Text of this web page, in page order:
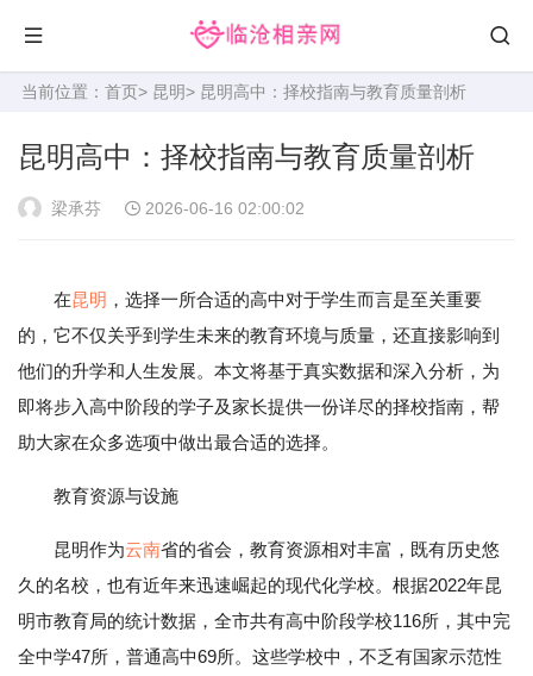
当前位置： 首页> 昆明> 昆明高中：择校指南与教育质量剖析
昆明高中：择校指南与教育质量剖析
梁承芬 2026-06-16 02:00:02
在昆明 ，选择一所合适的高中对于学生而言是至关重要
的，它不仅关乎到学生未来的教育环境与质量，还直接影响到
他们的升学和人生发展。本文将基于真实数据和深入分析，为
即将步入高中阶段的学子及家长提供一份详尽的择校指南，帮
助大家在众多选项中做出最合适的选择。
教育资源与设施
昆明作为云南省的省会，教育资源相对丰富，既有历史悠
久的名校，也有近年来迅速崛起的现代化学校。根据2022年昆
明市教育局的统计数据，全市共有高中阶段学校116所，其中完
全中学47所，普通高中69所。这些学校中，不乏有国家示范性